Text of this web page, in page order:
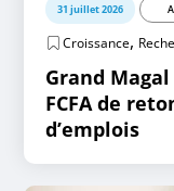
31 juillet 2026
Croissance,
Grand
FCFA de
d’emplois